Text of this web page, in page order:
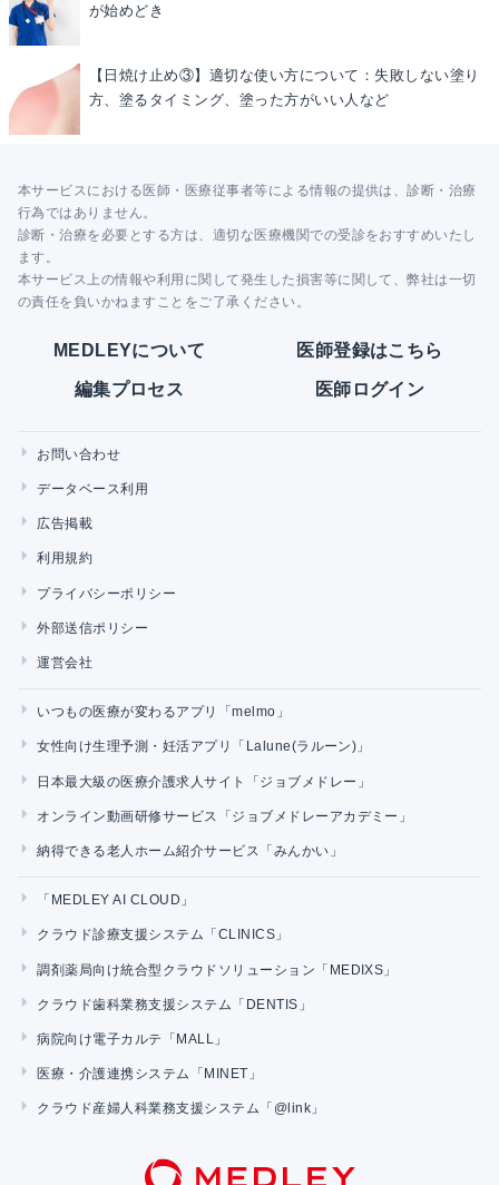
が始めどき
【日焼け止め③】適切な使い方について：失敗しない塗り
方、塗るタイミング、塗った方がいい人など
本サービスにおける医師・医療従事者等による情報の提供は、診断・治療
行為ではありません。
診断・治療を必要とする方は、適切な医療機関での受診をおすすめいたし
ます。
本サービス上の情報や利用に関して発生した損害等に関して、弊社は一切
の責任を負いかねますことをご了承ください。
MEDLEYについて 医師登録はこちら
編集プロセス 医師ログイン
お問い合わせ
データベース利用
広告掲載
利用規約
プライバシーポリシー
外部送信ポリシー
運営会社
いつもの医療が変わるアプリ「melmo」
女性向け生理予測・妊活アプリ「Lalune(ラルーン)」
日本最大級の医療介護求人サイト「ジョブメドレー」
オンライン動画研修サービス「ジョブメドレーアカデミー」
納得できる老人ホーム紹介サービス「みんかい」
「MEDLEY AI CLOUD」
クラウド診療支援システム「CLINICS」
調剤薬局向け統合型クラウドソリューション「MEDIXS」
クラウド歯科業務支援システム「DENTIS」
病院向け電子カルテ「MALL」
医療・介護連携システム「MINET」
クラウド産婦人科業務支援システム「@link」